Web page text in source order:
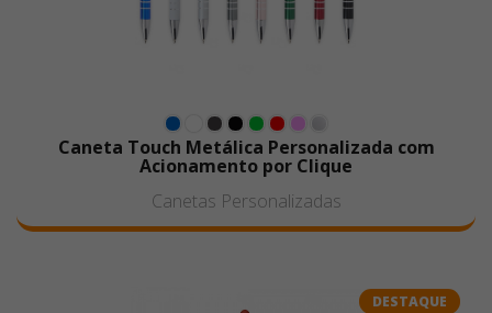
Caneta Touch Metálica Personalizada com
Acionamento por Clique
Canetas Personalizadas
DESTAQUE